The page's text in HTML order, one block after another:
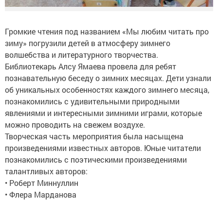
Громкие чтения под названием «Мы любим читать про
зиму» погрузили детей в атмосферу зимнего
волшебства и литературного творчества.
Библиотекарь Алсу Ямаева провела для ребят
познавательную беседу о зимних месяцах. Дети узнали
об уникальных особенностях каждого зимнего месяца,
познакомились с удивительными природными
явлениями и интересными зимними играми, которые
можно проводить на свежем воздухе.
Творческая часть мероприятия была насыщена
произведениями известных авторов. Юные читатели
познакомились с поэтическими произведениями
талантливых авторов:
• Роберт Миннуллин
• Флера Марданова